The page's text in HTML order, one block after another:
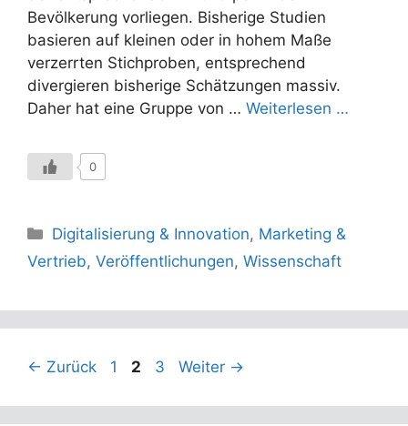
Bevölkerung vorliegen. Bisherige Studien
basieren auf kleinen oder in hohem Maße
verzerrten Stichproben, entsprechend
divergieren bisherige Schätzungen massiv.
Daher hat eine Gruppe von … Weiterlesen …
0
Kategorien
Digitalisierung & Innovation, Marketing &
Vertrieb, Veröffentlichungen, Wissenschaft
← Zurück Seite
1 Seite
2 Seite
3 Weiter →